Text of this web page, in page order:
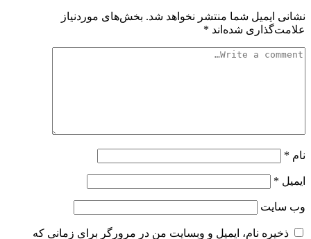
نشانی ایمیل شما منتشر نخواهد شد. بخش‌های موردنیاز
علامت‌گذاری شده‌اند *
نام *
ایمیل *
وب‌ سایت
ذخیره نام، ایمیل و وبسایت من در مرورگر برای زمانی که